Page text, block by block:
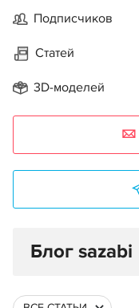
Подписчиков
Статей
3D-моделей
Блог sazabi